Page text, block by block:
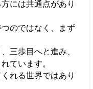
には共通点があり
のではなく、まず
三歩目へと進み、
ています。
れる世界ではあり